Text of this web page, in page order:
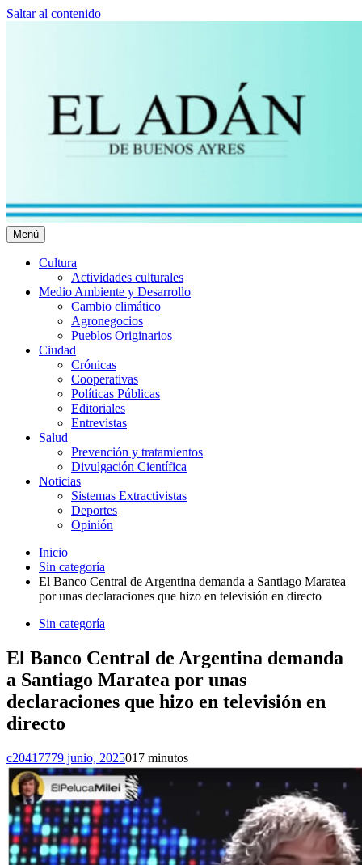
Saltar al contenido
El Adán Buenos Ayres
Noticias porteñas
Menú
Cultura
Actividades culturales
Medio Ambiente y Desarrollo
Cambio climático
Agronegocios
Pueblos Originarios
Ciudad
Crónicas
Cooperativas
Políticas Públicas
Editoriales
Entrevistas
Salud
Prevención y tratamientos
Divulgación Científica
Noticias
Sistemas Extractivistas
Deportes
Opinión
Inicio
Sin categoría
El Banco Central de Argentina demanda a Santiago Maratea
por unas declaraciones que hizo en televisión en directo
Sin categoría
El Banco Central de Argentina demanda
a Santiago Maratea por unas
declaraciones que hizo en televisión en
directo
c20417779 junio, 2025017 minutos